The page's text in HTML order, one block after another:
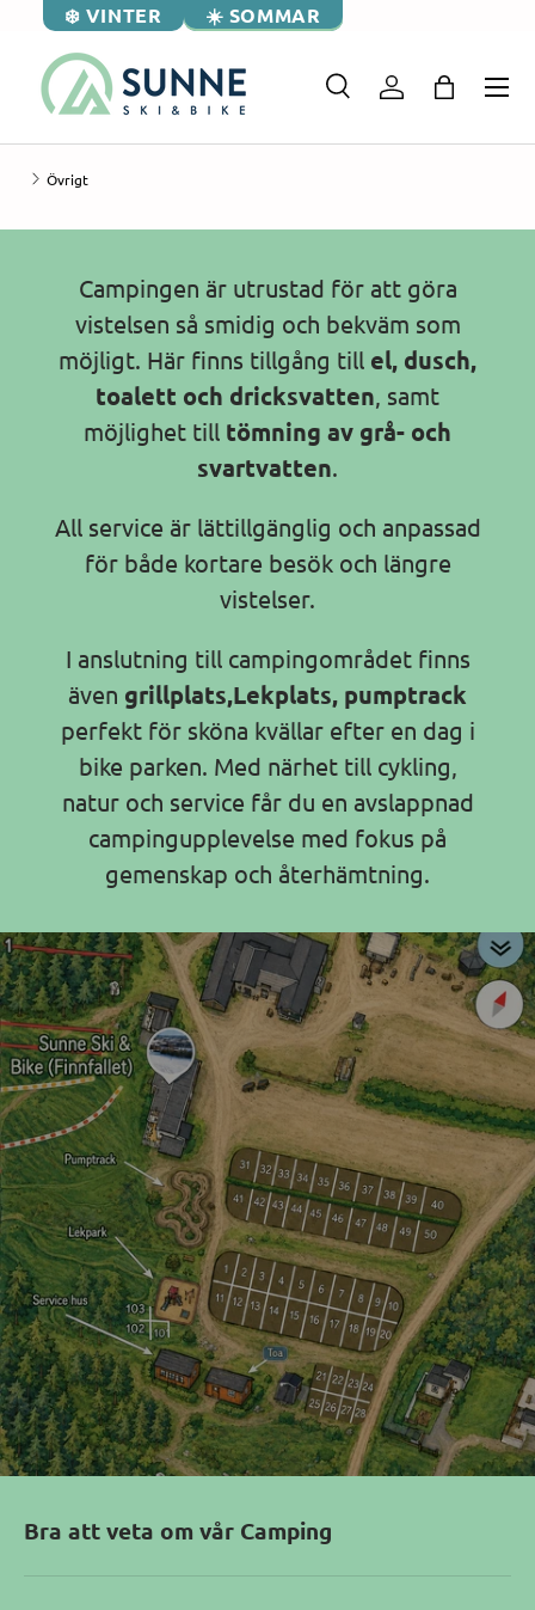
❄️ VINTER ☀️ SOMMAR
Övrigt
Campingen är utrustad för att göra
vistelsen så smidig och bekväm som
möjligt. Här finns tillgång till el, dusch,
toalett och dricksvatten , samt
möjlighet till tömning av grå- och
svartvatten.
All service är lättillgänglig och anpassad
för både kortare besök och längre
vistelser.
I anslutning till campingområdet finns
även grillplats,Lekplats, pumptrack
perfekt för sköna kvällar efter en dag i
bike parken. Med närhet till cykling,
natur och service får du en avslappnad
campingupplevelse med fokus på
gemenskap och återhämtning.
Bra att veta om vår Camping